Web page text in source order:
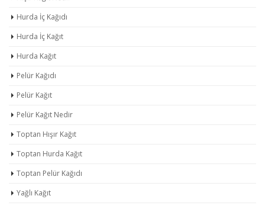
Hurda İç Kağıdı
Hurda İç Kağıt
Hurda Kağıt
Pelür Kağıdı
Pelür Kağıt
Pelür Kağıt Nedir
Toptan Hışır Kağıt
Toptan Hurda Kağıt
Toptan Pelür Kağıdı
Yağlı Kağıt